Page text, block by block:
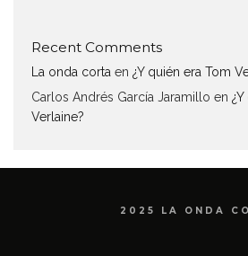
Recent Comments
La onda corta en ¿Y quién era Tom
Carlos Andrés García Jaramillo en
Verlaine?
2025 LA ONDA